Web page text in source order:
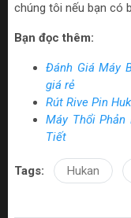
chúng tôi nếu bạn có
Bạn đọc thêm:
Đánh Giá Máy
giá rẻ
Rút Rive Pin
Máy Thổi Phản
Tiết
Tags: Hukan